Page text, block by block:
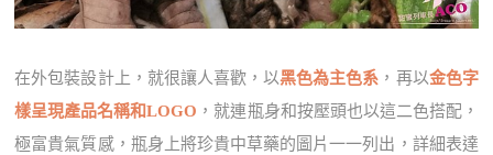
在外包裝設計上，就很讓人喜歡，以黑色為主色系 ，再以金色字
樣呈現產品名稱和LOGO ，就連瓶身和按壓頭也以這二色搭配，
極富貴氣質感，瓶身上將珍貴中草藥的圖片一一列出，詳細表達